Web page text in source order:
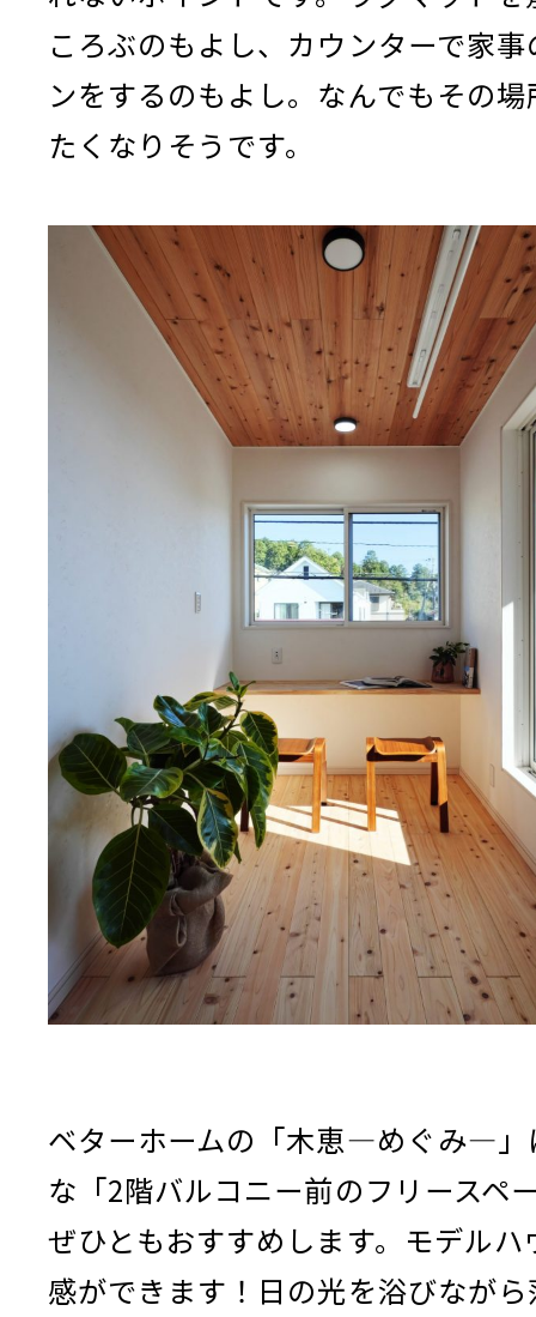
ころぶのもよし、カウンターで家
ンをするのもよし。なんでもその
たくなりそうです。
ベターホームの「木恵―めぐみ―」
な「2階バルコニー前のフリースペ
ぜひともおすすめします。モデルハ
感ができます！日の光を浴びなが